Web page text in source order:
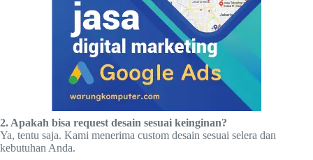
2. Apakah bisa request desain sesuai keinginan?
Ya, tentu saja. Kami menerima custom desain sesuai selera dan
kebutuhan Anda.